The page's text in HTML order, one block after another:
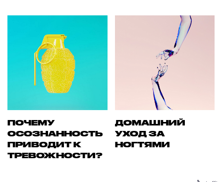
ПОЧЕМУ
ОСОЗНАННОСТЬ
ПРИВОДИТ К
ТРЕВОЖНОСТИ?
ДОМАШНИЙ
УХОД ЗА
НОГТЯМИ